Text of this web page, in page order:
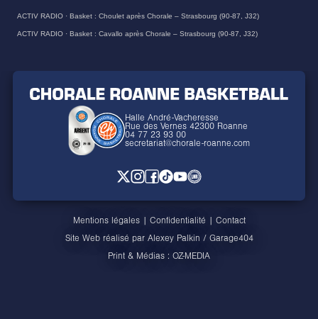
ACTIV RADIO · Basket : Choulet après Chorale – Strasbourg (90-87, J32)
ACTIV RADIO · Basket : Cavallo après Chorale – Strasbourg (90-87, J32)
Halle André-Vacheresse
Rue des Vernes 42300 Roanne
04 77 23 93 00
secretariat@chorale-roanne.com
Mentions légales| Confidentialité | Contact
Site Web réalisé par Alexey Palkin / Garage404
Print & Médias : OZ-MEDIA